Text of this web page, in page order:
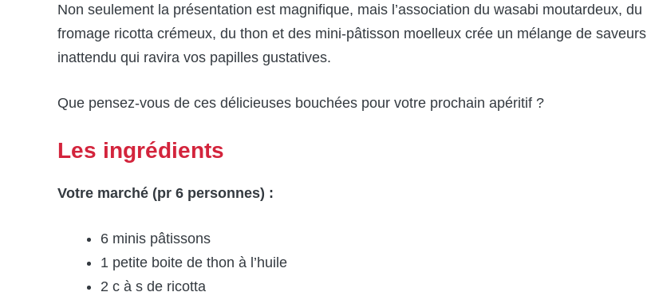
Non seulement la présentation est magnifique, mais l’association du wasabi moutardeux, du
fromage ricotta crémeux, du thon et des mini-pâtisson moelleux crée un mélange de saveurs
inattendu qui ravira vos papilles gustatives.
Que pensez-vous de ces délicieuses bouchées pour votre prochain apéritif ?
Les ingrédients
Votre marché (pr 6 personnes) :
6 minis pâtissons
1 petite boite de thon à l’huile
2 c à s de ricotta